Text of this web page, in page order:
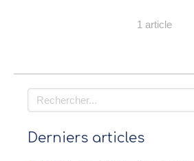
1 article
Rechercher
Derniers articles